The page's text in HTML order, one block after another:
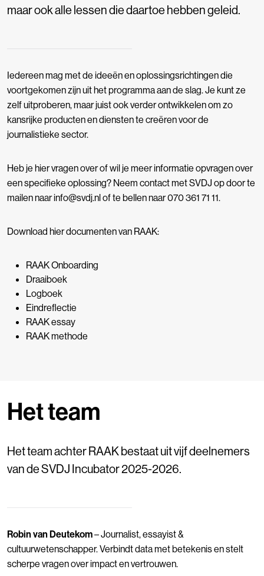
maar ook alle lessen die daartoe hebben geleid.
Iedereen mag met de ideeën en oplossingsrichtingen die
voortgekomen zijn uit het programma aan de slag. Je kunt ze
zelf uitproberen, maar juist ook verder ontwikkelen om zo
kansrijke producten en diensten te creëren voor de
journalistieke sector.
Heb je hier vragen over of wil je meer informatie opvragen over
een specifieke oplossing? Neem contact met SVDJ op door te
mailen naar info@svdj.nl of te bellen naar 070 361 71 11.
Download hier documenten van RAAK:
RAAK Onboarding
Draaiboek
Logboek
Eindreflectie
RAAK essay
RAAK methode
Het team
Het team achter RAAK bestaat uit vijf deelnemers
van de SVDJ Incubator 2025-2026.
Robin van Deutekom– Journalist, essayist &
cultuurwetenschapper. Verbindt data met betekenis en stelt
scherpe vragen over impact en vertrouwen.